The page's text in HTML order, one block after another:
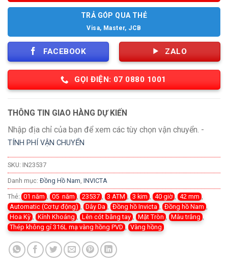
TRẢ GÓP QUA THẺ
Visa, Master, JCB
FACEBOOK ZALO
GỌI ĐIỆN: 07 0880 1001
THÔNG TIN GIAO HÀNG DỰ KIẾN
Nhập địa chỉ của bạn để xem các tùy chọn vận chuyển. -
TÍNH PHÍ VẬN CHUYỂN
SKU: IN23537
Danh mục: Đồng Hồ Nam INVICTA
Thẻ: 01 năm 05 năm 23537 3 ATM 3 kim 40 giờ 42 mm
Automatic (Cơ tự động)
Dây Da Đồng hồ Invicta Đồng hồ Nam
Hoa Kỳ
Kính Khoáng Lên cót bằng tay Mặt Tròn Màu trắng
Thép không gỉ 316L mạ vàng hồng PVD
Vàng hồng